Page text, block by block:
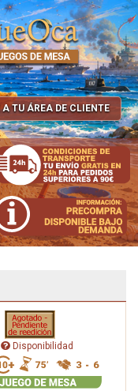
TU ÁREA DE CLIENTE
Disponibilidad